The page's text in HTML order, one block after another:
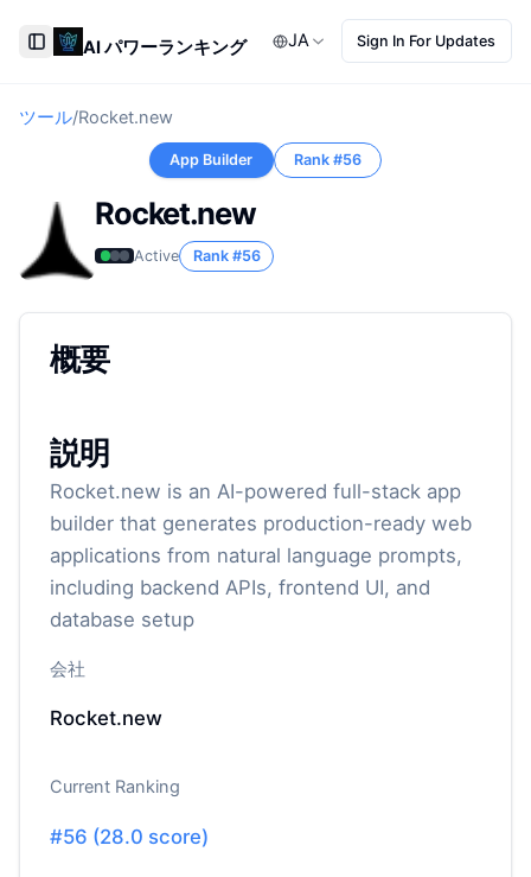
Toggle Sidebar
AI パワーランキング JA Sign In For Updates
ツール/Rocket.new
App Builder Rank #56
Rocket.new
Active Rank #56
概要
説明
Rocket.new is an AI-powered full-stack app
builder that generates production-ready web
applications from natural language prompts,
including backend APIs, frontend UI, and
database setup
会社
Rocket.new
Current Ranking
#56 (28.0 score)